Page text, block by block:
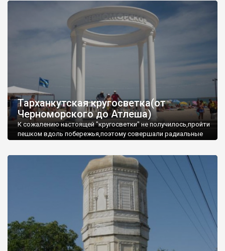
Тарханкутская кругосветка(от
Черноморского до Атлеша)
К сожалению настоящей "кругосветки" не получилось,пройти
пешком вдоль побережья,поэтому совершали радиальные